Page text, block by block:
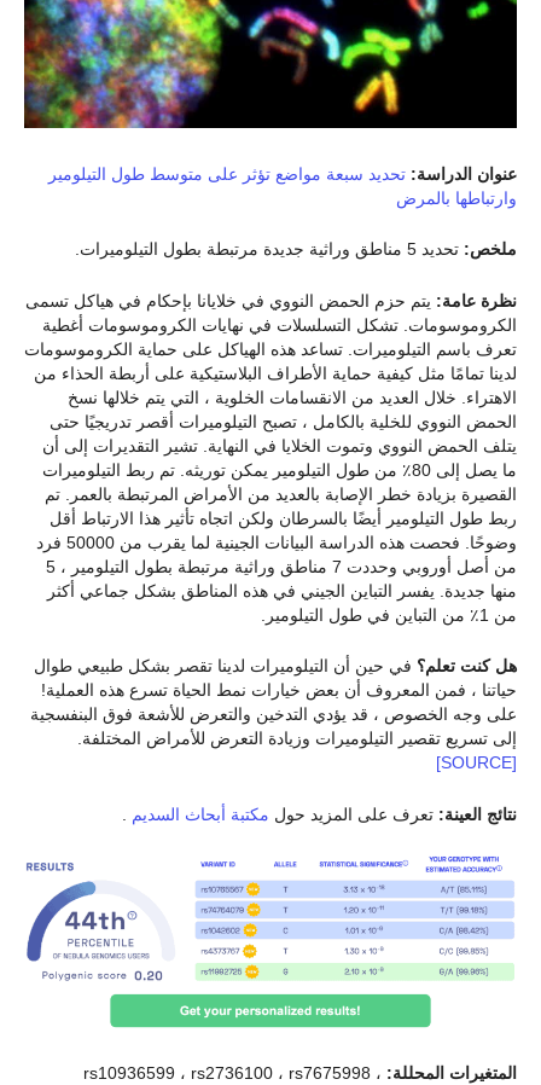
عنوان الدراسة: تحديد سبعة مواضع تؤثر على متوسط طول التيلومير
وارتباطها بالمرض
ملخص: تحديد 5 مناطق وراثية جديدة مرتبطة بطول التيلوميرات.
نظرة عامة: يتم حزم الحمض النووي في خلايانا بإحكام في هياكل تسمى
الكروموسومات. تشكل التسلسلات في نهايات الكروموسومات أغطية
تعرف باسم التيلوميرات. تساعد هذه الهياكل على حماية الكروموسومات
لدينا تمامًا مثل كيفية حماية الأطراف البلاستيكية على أربطة الحذاء من
الاهتراء. خلال العديد من الانقسامات الخلوية ، التي يتم خلالها نسخ
الحمض النووي للخلية بالكامل ، تصبح التيلوميرات أقصر تدريجيًا حتى
يتلف الحمض النووي وتموت الخلايا في النهاية. تشير التقديرات إلى أن
ما يصل إلى 80٪ من طول التيلومير يمكن توريثه. تم ربط التيلوميرات
القصيرة بزيادة خطر الإصابة بالعديد من الأمراض المرتبطة بالعمر. تم
ربط طول التيلومير أيضًا بالسرطان ولكن اتجاه تأثير هذا الارتباط أقل
وضوحًا. فحصت هذه الدراسة البيانات الجينية لما يقرب من 50000 فرد
من أصل أوروبي وحددت 7 مناطق وراثية مرتبطة بطول التيلومير ، 5
منها جديدة. يفسر التباين الجيني في هذه المناطق بشكل جماعي أكثر
من 1٪ من التباين في طول التيلومير.
هل كنت تعلم؟ في حين أن التيلوميرات لدينا تقصر بشكل طبيعي طوال
حياتنا ، فمن المعروف أن بعض خيارات نمط الحياة تسرع هذه العملية!
على وجه الخصوص ، قد يؤدي التدخين والتعرض للأشعة فوق البنفسجية
إلى تسريع تقصير التيلوميرات وزيادة التعرض للأمراض المختلفة.
[SOURCE]
نتائج العينة: تعرف على المزيد حول مكتبة أبحاث السديم
المتغيرات المحللة: rs10936599 ، rs2736100 ، rs7675998 ،